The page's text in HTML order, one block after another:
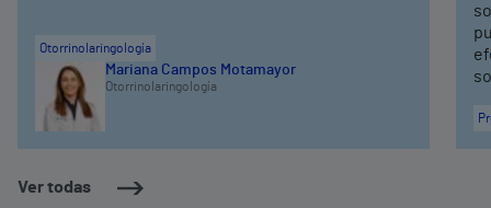
Ver todas
Otorrinolaringología
Mariana Campos Motamayor
Otorrinolaringología